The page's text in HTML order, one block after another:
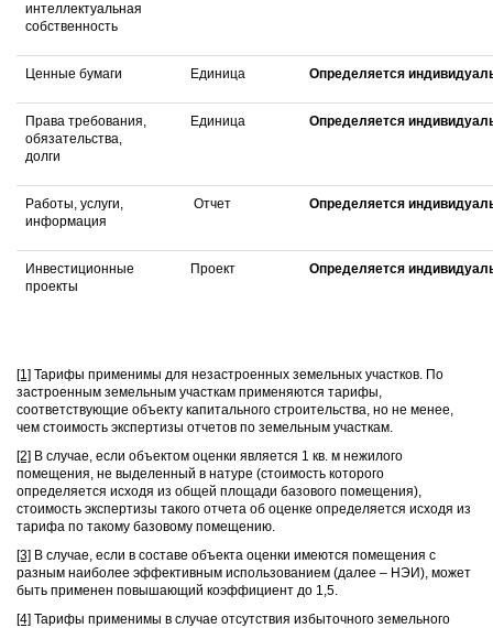
интеллектуальная
собственность
Ценные бумаги Единица Определяется
Права требования,
обязательства,
долги
Единица Определяется
Работы, услуги,
информация
Отчет Определяется
Инвестиционные
проекты
Проект Определяется
[1] Тарифы применимы для незастроенных земельных участков. По
застроенным земельным участкам применяются тарифы,
соответствующие объекту капитального строительства, но не менее,
чем стоимость экспертизы отчетов по земельным участкам.
[2] В случае, если объектом оценки является 1 кв. м нежилого
помещения, не выделенный в натуре (стоимость которого
определяется исходя из общей площади базового помещения),
стоимость экспертизы такого отчета об оценке определяется исходя из
тарифа по такому базовому помещению.
[3] В случае, если в составе объекта оценки имеются помещения с
разным наиболее эффективным использованием (далее – НЭИ), может
быть применен повышающий коэффициент до 1,5.
[4] Тарифы применимы в случае отсутствия избыточного земельного